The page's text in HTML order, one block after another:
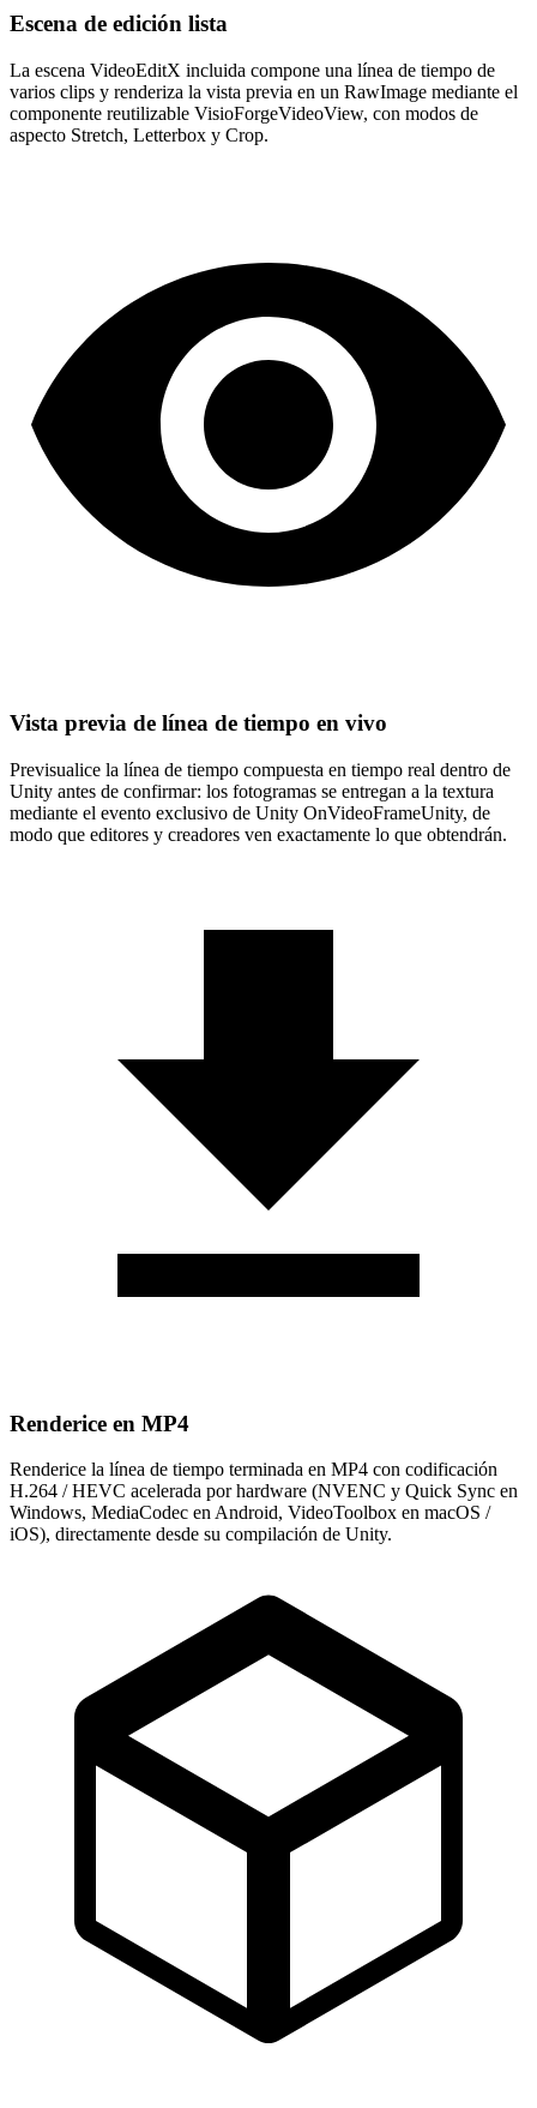
Escena de edición lista
La escena VideoEditX incluida compone una línea de tiempo de
varios clips y renderiza la vista previa en un RawImage mediante el
componente reutilizable VisioForgeVideoView, con modos de
aspecto Stretch, Letterbox y Crop.
Vista previa de línea de tiempo en vivo
Previsualice la línea de tiempo compuesta en tiempo real dentro de
Unity antes de confirmar: los fotogramas se entregan a la textura
mediante el evento exclusivo de Unity OnVideoFrameUnity, de
modo que editores y creadores ven exactamente lo que obtendrán.
Renderice en MP4
Renderice la línea de tiempo terminada en MP4 con codificación
H.264 / HEVC acelerada por hardware (NVENC y Quick Sync en
Windows, MediaCodec en Android, VideoToolbox en macOS /
iOS), directamente desde su compilación de Unity.